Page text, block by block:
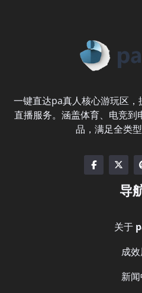
一键直达pa真人核心游玩区
直播服务。涵盖体育、电竞
品，满足全类型
导
关于
成
新